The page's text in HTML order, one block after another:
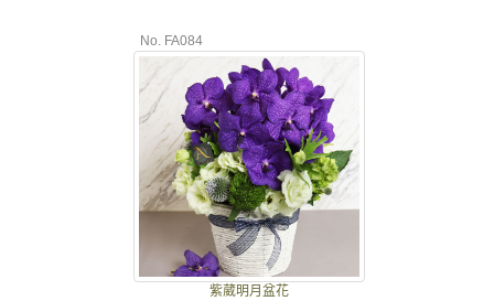
No. FA084
紫葳明月盆花